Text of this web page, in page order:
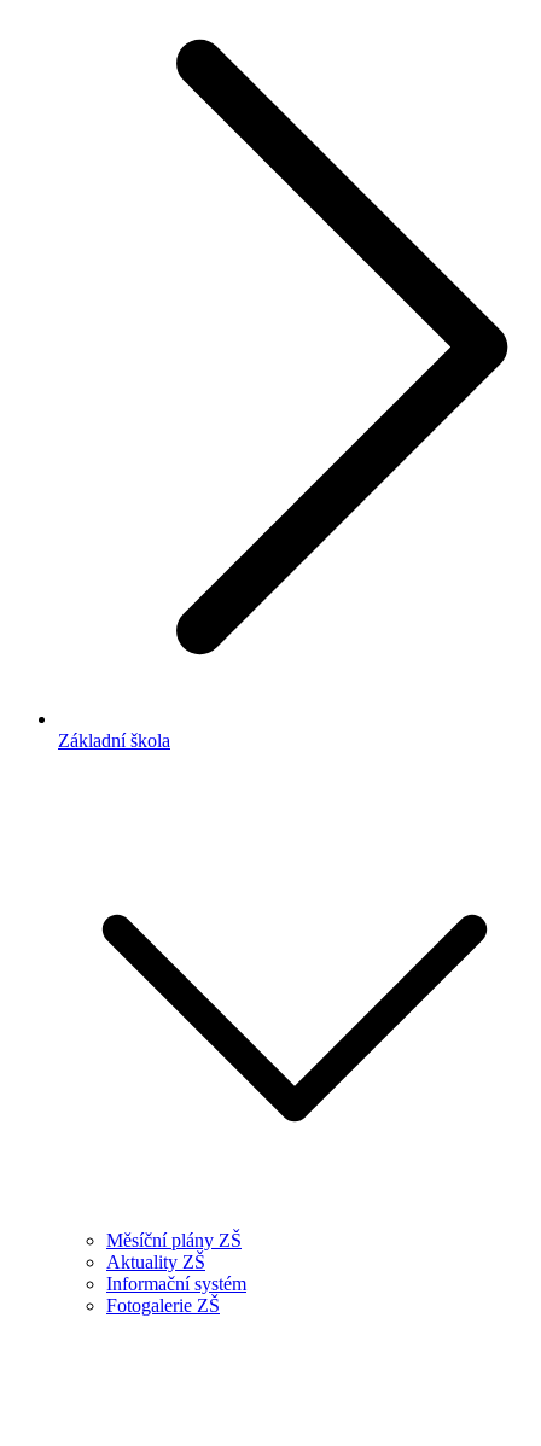
Základní škola
Měsíční plány ZŠ
Aktuality ZŠ
Informační systém
Fotogalerie ZŠ